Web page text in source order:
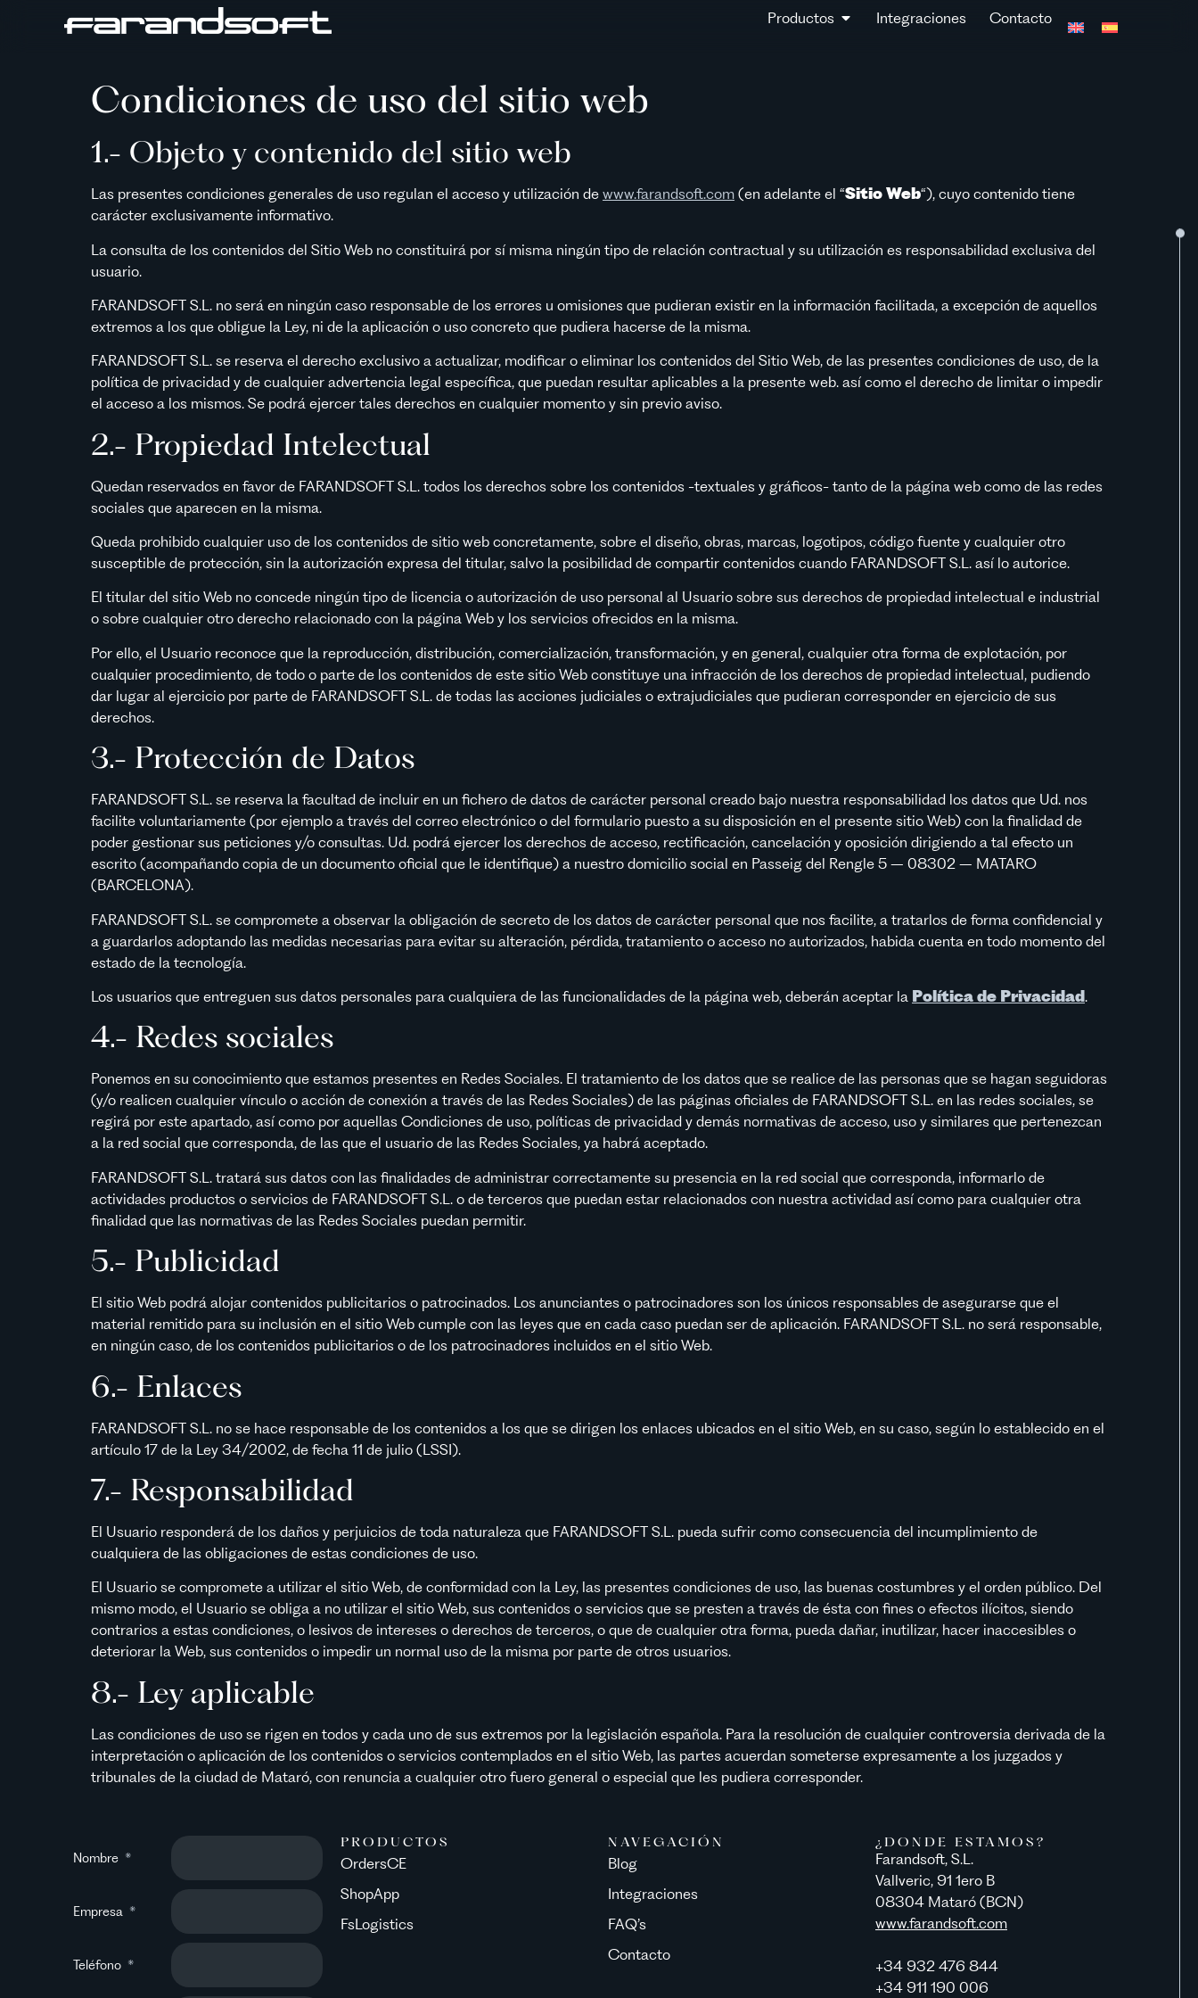
Productos Integraciones Contacto
Condiciones de uso del sitio web
1.- Objeto y contenido del sitio web
Las presentes condiciones generales de uso regulan el acceso y utilización de www.farandsoft.com (en adelante el “Sitio Web“), cuyo contenido tiene
carácter exclusivamente informativo.
La consulta de los contenidos del Sitio Web no constituirá por sí misma ningún tipo de relación contractual y su utilización es responsabilidad exclusiva del
usuario.
FARANDSOFT S.L. no será en ningún caso responsable de los errores u omisiones que pudieran existir en la información facilitada, a excepción de aquellos
extremos a los que obligue la Ley, ni de la aplicación o uso concreto que pudiera hacerse de la misma.
FARANDSOFT S.L. se reserva el derecho exclusivo a actualizar, modificar o eliminar los contenidos del Sitio Web, de las presentes condiciones de uso, de la
política de privacidad y de cualquier advertencia legal específica, que puedan resultar aplicables a la presente web. así como el derecho de limitar o impedir
el acceso a los mismos. Se podrá ejercer tales derechos en cualquier momento y sin previo aviso.
2.- Propiedad Intelectual
Quedan reservados en favor de FARANDSOFT S.L. todos los derechos sobre los contenidos -textuales y gráficos- tanto de la página web como de las redes
sociales que aparecen en la misma.
Queda prohibido cualquier uso de los contenidos de sitio web concretamente, sobre el diseño, obras, marcas, logotipos, código fuente y cualquier otro
susceptible de protección, sin la autorización expresa del titular, salvo la posibilidad de compartir contenidos cuando FARANDSOFT S.L. así lo autorice.
El titular del sitio Web no concede ningún tipo de licencia o autorización de uso personal al Usuario sobre sus derechos de propiedad intelectual e industrial
o sobre cualquier otro derecho relacionado con la página Web y los servicios ofrecidos en la misma.
Por ello, el Usuario reconoce que la reproducción, distribución, comercialización, transformación, y en general, cualquier otra forma de explotación, por
cualquier procedimiento, de todo o parte de los contenidos de este sitio Web constituye una infracción de los derechos de propiedad intelectual, pudiendo
dar lugar al ejercicio por parte de FARANDSOFT S.L. de todas las acciones judiciales o extrajudiciales que pudieran corresponder en ejercicio de sus
derechos.
3.- Protección de Datos
FARANDSOFT S.L. se reserva la facultad de incluir en un fichero de datos de carácter personal creado bajo nuestra responsabilidad los datos que Ud. nos
facilite voluntariamente (por ejemplo a través del correo electrónico o del formulario puesto a su disposición en el presente sitio Web) con la finalidad de
poder gestionar sus peticiones y/o consultas. Ud. podrá ejercer los derechos de acceso, rectificación, cancelación y oposición dirigiendo a tal efecto un
escrito (acompañando copia de un documento oficial que le identifique) a nuestro domicilio social en Passeig del Rengle 5 – 08302 – MATARO
(BARCELONA).
FARANDSOFT S.L. se compromete a observar la obligación de secreto de los datos de carácter personal que nos facilite, a tratarlos de forma confidencial y
a guardarlos adoptando las medidas necesarias para evitar su alteración, pérdida, tratamiento o acceso no autorizados, habida cuenta en todo momento del
estado de la tecnología.
Los usuarios que entreguen sus datos personales para cualquiera de las funcionalidades de la página web, deberán aceptar la Política de Privacidad .
4.- Redes sociales
Ponemos en su conocimiento que estamos presentes en Redes Sociales. El tratamiento de los datos que se realice de las personas que se hagan seguidoras
(y/o realicen cualquier vínculo o acción de conexión a través de las Redes Sociales) de las páginas oficiales de FARANDSOFT S.L. en las redes sociales, se
regirá por este apartado, así como por aquellas Condiciones de uso, políticas de privacidad y demás normativas de acceso, uso y similares que pertenezcan
a la red social que corresponda, de las que el usuario de las Redes Sociales, ya habrá aceptado.
FARANDSOFT S.L. tratará sus datos con las finalidades de administrar correctamente su presencia en la red social que corresponda, informarlo de
actividades productos o servicios de FARANDSOFT S.L. o de terceros que puedan estar relacionados con nuestra actividad así como para cualquier otra
finalidad que las normativas de las Redes Sociales puedan permitir.
5.- Publicidad
El sitio Web podrá alojar contenidos publicitarios o patrocinados. Los anunciantes o patrocinadores son los únicos responsables de asegurarse que el
material remitido para su inclusión en el sitio Web cumple con las leyes que en cada caso puedan ser de aplicación. FARANDSOFT S.L. no será responsable,
en ningún caso, de los contenidos publicitarios o de los patrocinadores incluidos en el sitio Web.
6.- Enlaces
FARANDSOFT S.L. no se hace responsable de los contenidos a los que se dirigen los enlaces ubicados en el sitio Web, en su caso, según lo establecido en el
artículo 17 de la Ley 34/2002, de fecha 11 de julio (LSSI).
7.- Responsabilidad
El Usuario responderá de los daños y perjuicios de toda naturaleza que FARANDSOFT S.L. pueda sufrir como consecuencia del incumplimiento de
cualquiera de las obligaciones de estas condiciones de uso.
El Usuario se compromete a utilizar el sitio Web, de conformidad con la Ley, las presentes condiciones de uso, las buenas costumbres y el orden público. Del
mismo modo, el Usuario se obliga a no utilizar el sitio Web, sus contenidos o servicios que se presten a través de ésta con fines o efectos ilícitos, siendo
contrarios a estas condiciones, o lesivos de intereses o derechos de terceros, o que de cualquier otra forma, pueda dañar, inutilizar, hacer inaccesibles o
deteriorar la Web, sus contenidos o impedir un normal uso de la misma por parte de otros usuarios.
8.- Ley aplicable
Las condiciones de uso se rigen en todos y cada uno de sus extremos por la legislación española. Para la resolución de cualquier controversia derivada de la
interpretación o aplicación de los contenidos o servicios contemplados en el sitio Web, las partes acuerdan someterse expresamente a los juzgados y
tribunales de la ciudad de Mataró, con renuncia a cualquier otro fuero general o especial que les pudiera corresponder.
Nombre
Empresa
Teléfono
PRODUCTOS
OrdersCE
ShopApp
FsLogistics
NAVEGACIÓN
Blog
Integraciones
FAQ’s
Contacto
¿DONDE ESTAMOS?
Farandsoft, S.L.
Vallveric, 91 1ero B
08304 Mataró (BCN)
www.farandsoft.com
+34 932 476 844
+34 911 190 006